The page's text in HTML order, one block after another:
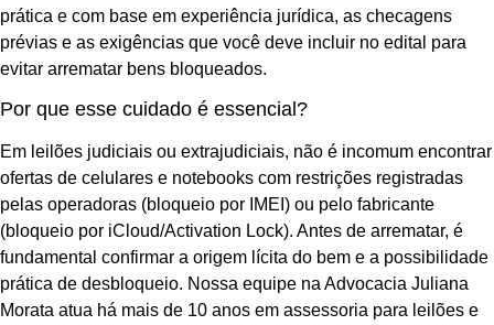
prática e com base em experiência jurídica, as checagens
prévias e as exigências que você deve incluir no edital para
evitar arrematar bens bloqueados.
Por que esse cuidado é essencial?
Em leilões judiciais ou extrajudiciais, não é incomum encontrar
ofertas de celulares e notebooks com restrições registradas
pelas operadoras (bloqueio por IMEI) ou pelo fabricante
(bloqueio por iCloud/Activation Lock). Antes de arrematar, é
fundamental confirmar a origem lícita do bem e a possibilidade
prática de desbloqueio. Nossa equipe na Advocacia Juliana
Morata atua há mais de 10 anos em assessoria para leilões e